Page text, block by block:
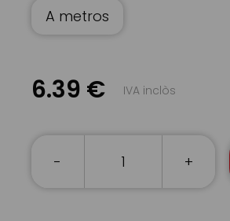
A metros
6.39 € IVA inclòs
- +
pancarta de PVC | Servei Estació